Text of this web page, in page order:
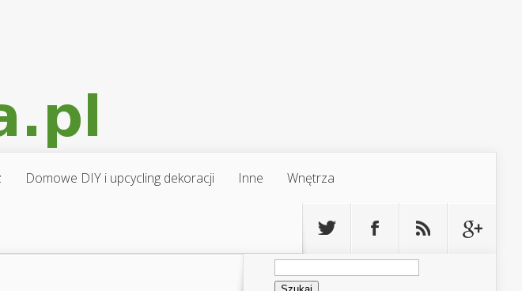
Domowe DIY i upcycling dekoracji Inne Wnętrza
Szukaj: